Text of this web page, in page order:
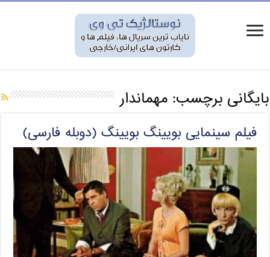
بایگانی برچسب:مهماندار
فیلم سینمایی بویینگ بویینگ (دوبله فارسی)